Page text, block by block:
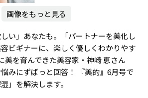
画像をもっと見る
しい」あなたも。「パートナーを美化し
ビギナーに、楽しく優しくわかりやす
美を育んできた美容家・神崎 恵さん
みにずばっと回答！ 『美的』6月号で
」を解決します。